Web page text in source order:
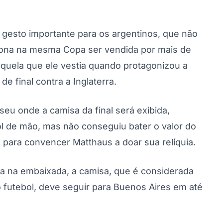
importante para os argentinos, que não
na mesma Copa ser vendida por mais de
que ele vestia quando protagonizou a
final contra a Inglaterra.
onde a camisa da final será exibida,
de mão, mas não conseguiu bater o valor do
convencer Matthaus a doar sua relíquia.
na embaixada, a camisa, que é considerada
deve seguir para Buenos Aires em até